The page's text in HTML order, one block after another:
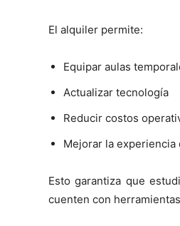
El alquiler permite:
Equipar aulas
Actualizar tecnología
Reducir costos
Mejorar la experiencia
Esto garantiza que
cuenten con